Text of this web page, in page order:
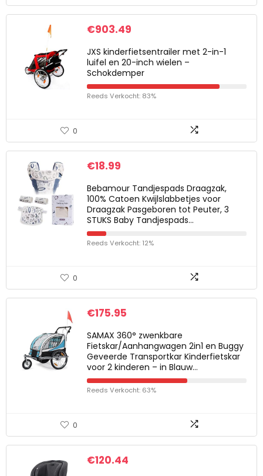
€903.49
JXS kinderfietsentrailer met 2-in-1
luifel en 20-inch wielen –
Schokdemper
Reeds Verkocht: 83%
0
€18.99
Bebamour Tandjespads Draagzak,
100% Catoen Kwijlslabbetjes voor
Draagzak Pasgeboren tot Peuter, 3
STUKS Baby Tandjespads…
Reeds Verkocht: 12%
0
€175.95
SAMAX 360° zwenkbare
Fietskar/Aanhangwagen 2in1 en Buggy
Geveerde Transportkar Kinderfietskar
voor 2 kinderen – in Blauw…
Reeds Verkocht: 63%
0
€120.44